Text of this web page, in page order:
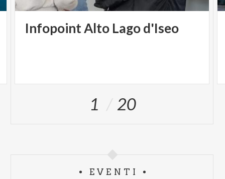
InfopointAlto Lagod'Iseo
1 20
EVENTI